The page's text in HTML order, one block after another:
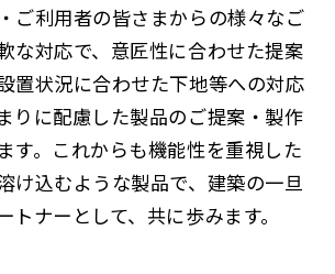
ご利用者の皆さまからの様々なご
な対応で、意匠性に合わせた提案
置状況に合わせた下地等への対応
りに配慮した製品のご提案・製作
す。これからも機能性を重視した
け込むような製品で、建築の一旦
トナーとして、共に歩みます。